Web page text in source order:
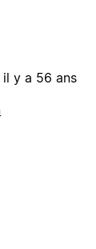
il y a 56 ans